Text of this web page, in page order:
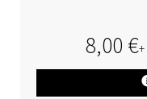
8,00 €+